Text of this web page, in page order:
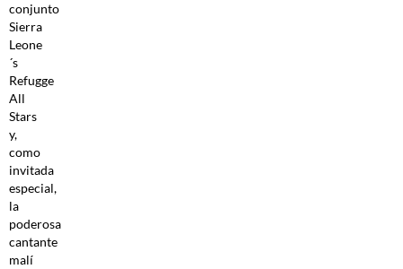
conjunto
Sierra
Leone
´s
Refugge
All
Stars
y,
como
invitada
especial,
la
poderosa
cantante
malí